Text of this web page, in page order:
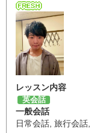
レッスン内容
英会話
一般会話
日常会話 旅行会話